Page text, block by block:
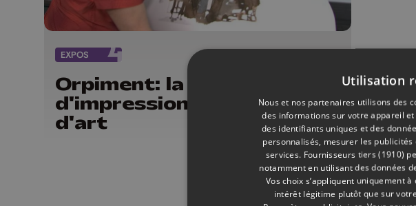
EXPOS
Orpiment: la vente en ligne
d'impressions d'oeuvres
d'art
Utilisation
Nous et nos partenaires utilisons des
des informations sur votre appareil
des identifiants uniques et des
personnalisés, mesurer les
services. Fournisseurs tiers (1910)
notamment en utilisant des données
Vos choix s’appliquent uniquement
intérêt légitime plutôt que sur